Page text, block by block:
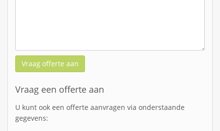
Vraag offerte aan
Vraag een offerte aan
U kunt ook een offerte aanvragen via onderstaande
gegevens: